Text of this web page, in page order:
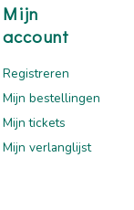
Mijn
account
Registreren
Mijn bestellingen
Mijn tickets
Mijn verlanglijst